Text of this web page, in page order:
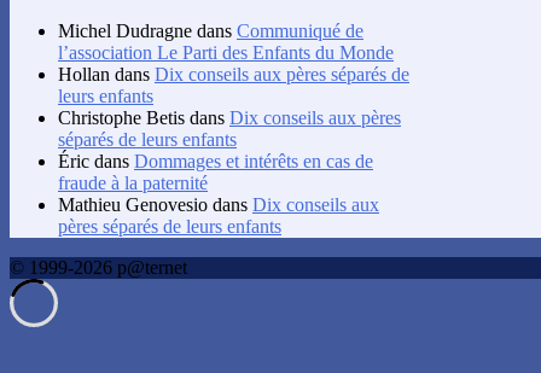
Michel Dudragne dans Communiqué de
l’association Le Parti des Enfants du Monde
Hollan dans Dix conseils aux pères séparés de
leurs enfants
Christophe Betis dans Dix conseils aux pères
séparés de leurs enfants
Éric dans Dommages et intérêts en cas de
fraude à la paternité
Mathieu Genovesio dans Dix conseils aux
pères séparés de leurs enfants
© 1999-2026 p@ternet